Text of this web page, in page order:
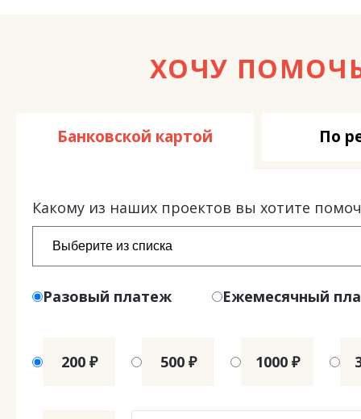
ХОЧУ
Банковской картой
Какому из наших проектов вы хотите
Разовый платеж Ежемесячный
200 ₽ 500 ₽ 1000 ₽
По